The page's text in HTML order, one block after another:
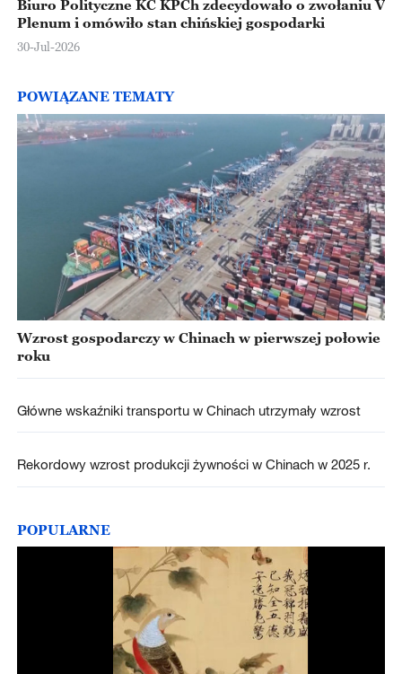
Biuro Polityczne KC KPCh zdecydowało o zwołaniu V
Plenum i omówiło stan chińskiej gospodarki
30-Jul-2026
POWIĄZANE TEMATY
Wzrost gospodarczy w Chinach w pierwszej połowie
roku
Główne wskaźniki transportu w Chinach utrzymały wzrost
Rekordowy wzrost produkcji żywności w Chinach w 2025 r.
POPULARNE